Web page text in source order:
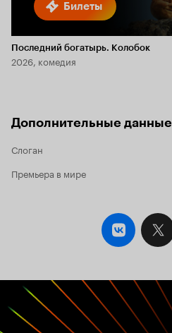
Билеты
Последний богатырь. Колобок
2026, комедия
Дополнительные данные
Слоган
Премьера в мире